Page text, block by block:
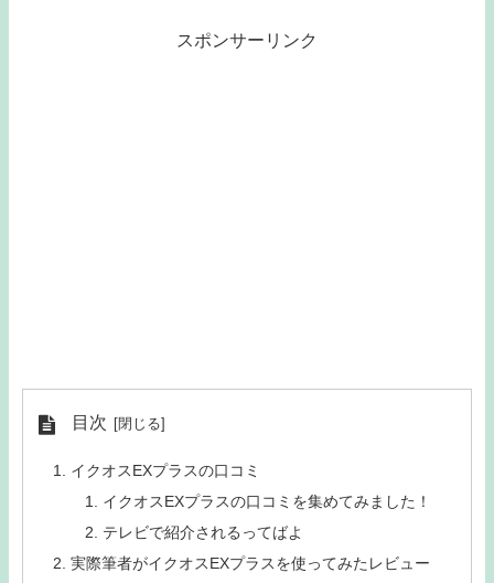
スポンサーリンク
目次
イクオスEXプラスの口コミ
イクオスEXプラスの口コミを集めてみました！
テレビで紹介されるってばよ
実際筆者がイクオスEXプラスを使ってみたレビュー